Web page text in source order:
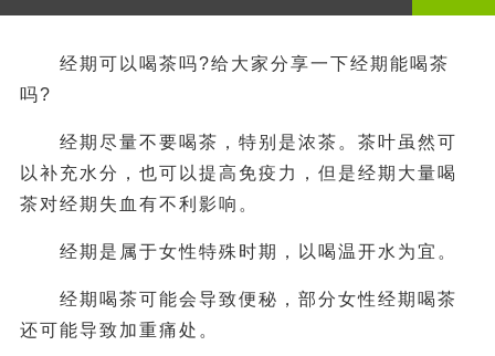
经期可以喝茶吗?给大家分享一下经期能喝茶
吗?
经期尽量不要喝茶，特别是浓茶。茶叶虽然可
以补充水分，也可以提高免疫力，但是经期大量喝
茶对经期失血有不利影响。
经期是属于女性特殊时期，以喝温开水为宜。
经期喝茶可能会导致便秘，部分女性经期喝茶
还可能导致加重痛处。